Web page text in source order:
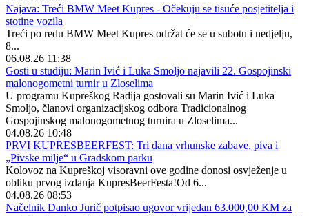
Najava: Treći BMW Meet Kupres - Očekuju se tisuće posjetitelja i
stotine vozila
Treći po redu BMW Meet Kupres održat će se u subotu i nedjelju,
8...
06.08.26 11:38
Gosti u studiju: Marin Ivić i Luka Smoljo najavili 22. Gospojinski
malonogometni turnir u Zloselima
U programu Kupreškog Radija gostovali su Marin Ivić i Luka
Smoljo, članovi organizacijskog odbora Tradicionalnog
Gospojinskog malonogometnog turnira u Zloselima...
04.08.26 10:48
PRVI KUPRESBEERFEST: Tri dana vrhunske zabave, piva i
„Pivske milje“ u Gradskom parku
Kolovoz na Kupreškoj visoravni ove godine donosi osvježenje u
obliku prvog izdanja KupresBeerFesta!Od 6...
04.08.26 08:53
Načelnik Danko Jurič potpisao ugovor vrijedan 63.000,00 KM za